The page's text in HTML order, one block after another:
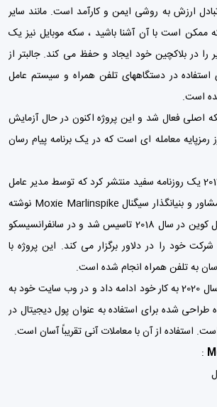
ارزش به روشی ایمن و کارآمد است. مانند سایر
ممکن است با آن آشنا باشید ، سکه موبایل نیز یک
را در بلاکچین خود ایجاد و حفظ می کند. جالبتر از
استفاده در دستگاههای تلفن همراه و سیستم عامل
است.
سال 2020 شبکه اصلی فعال شد و این پروژه اکنون در حال آزمایش
رمزپایه معامله ای است که در یک برنامه پیام رسان
MobileCoin در سال 2017 یک روزنامه سفید منتشر کرد که توسط مدیر عامل
فعلی جوشوا گلدبارد و مشاور و بنیانگذار سیگنال Moxie Marlinspike نوشته
شده است. شرکت موبایل کوین در سال 2018 تاسیس شد و در سانفرانسیسکو
خود را در دلاور برگزار می کند. این پروژه با
به تلفن همراه انجام شده است.
موبایل کوین در دسامبر سال 2020 به کار خود ادامه داد و در وب سایت خود به
طراحی شده برای استفاده به عنوان پول دیجیتال در
استفاده از آن با معاملات آنی تقریباً آسان است.
: